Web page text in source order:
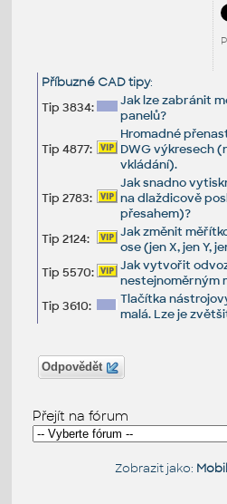
Příbuzné CAD tipy:
Tip 3834:
Jak lze zabránit
panelů?
Tip 4877:
Hromadné
DWG výkresech
vkládání).
Tip 2783:
Jak snadno
na dlaždicově
přesahem)?
Tip 2124:
Jak změnit
ose (jen X, jen Y,
Tip 5570:
Jak vytvořit
nestejnoměrným
Tip 3610:
Tlačítka
malá. Lze je
Odpovědět
Přejít na fórum
Zobrazit jako: